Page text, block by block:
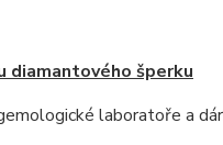
diamantového šperku
laboratoře a